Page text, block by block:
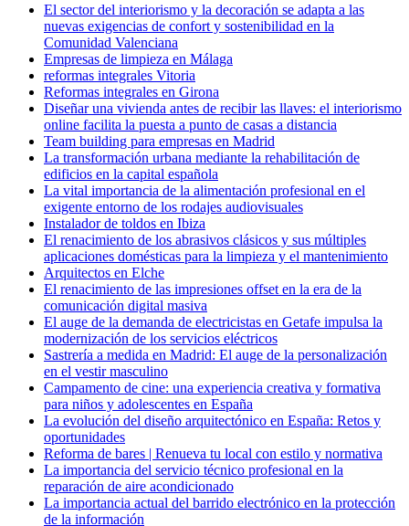
El sector del interiorismo y la decoración se adapta a las
nuevas exigencias de confort y sostenibilidad en la
Comunidad Valenciana
Empresas de limpieza en Málaga
reformas integrales Vitoria
Reformas integrales en Girona
Diseñar una vivienda antes de recibir las llaves: el interiorismo
online facilita la puesta a punto de casas a distancia
Team building para empresas en Madrid
La transformación urbana mediante la rehabilitación de
edificios en la capital española
La vital importancia de la alimentación profesional en el
exigente entorno de los rodajes audiovisuales
Instalador de toldos en Ibiza
El renacimiento de los abrasivos clásicos y sus múltiples
aplicaciones domésticas para la limpieza y el mantenimiento
Arquitectos en Elche
El renacimiento de las impresiones offset en la era de la
comunicación digital masiva
El auge de la demanda de electricistas en Getafe impulsa la
modernización de los servicios eléctricos
Sastrería a medida en Madrid: El auge de la personalización
en el vestir masculino
Campamento de cine: una experiencia creativa y formativa
para niños y adolescentes en España
La evolución del diseño arquitectónico en España: Retos y
oportunidades
Reforma de bares | Renueva tu local con estilo y normativa
La importancia del servicio técnico profesional en la
reparación de aire acondicionado
La importancia actual del barrido electrónico en la protección
de la información